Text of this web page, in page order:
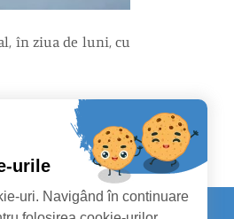
în ziua de luni, cu
urile
uri. Navigând în continuare